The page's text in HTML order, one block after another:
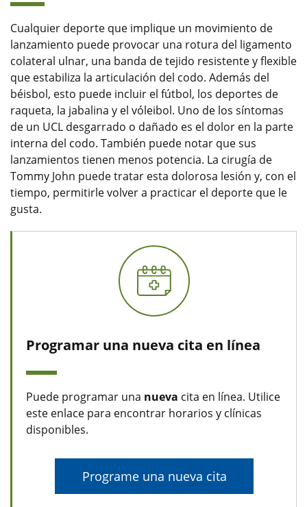
Cualquier deporte que implique un movimiento de
lanzamiento puede provocar una rotura del ligamento
colateral ulnar, una banda de tejido resistente y flexible
que estabiliza la articulación del codo. Además del
béisbol, esto puede incluir el fútbol, los deportes de
raqueta, la jabalina y el vóleibol. Uno de los síntomas
de un UCL desgarrado o dañado es el dolor en la parte
interna del codo. También puede notar que sus
lanzamientos tienen menos potencia. La cirugía de
Tommy John puede tratar esta dolorosa lesión y, con el
tiempo, permitirle volver a practicar el deporte que le
gusta.
Programar una nueva cita en línea
Puede programar una nueva cita en línea. Utilice
este enlace para encontrar horarios y clínicas
disponibles.
Programe una nueva cita